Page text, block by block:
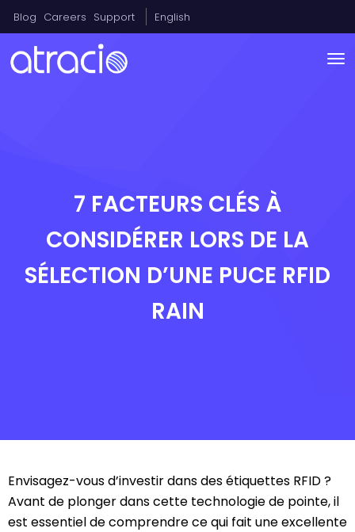
Blog Careers Support English
7 FACTEURS CLÉS À
CONSIDÉRER LORS DE LA
SÉLECTION D’UNE PUCE RFID
RAIN​
Envisagez-vous d’investir dans des étiquettes RFID ?
Avant de plonger dans cette technologie de pointe, il
est essentiel de comprendre ce qui fait une excellente